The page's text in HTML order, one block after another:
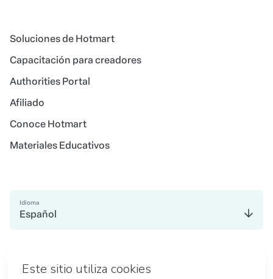
Soluciones de Hotmart
Capacitación para creadores
Authorities Portal
Afiliado
Conoce Hotmart
Materiales Educativos
Idioma
Español
Hecho con